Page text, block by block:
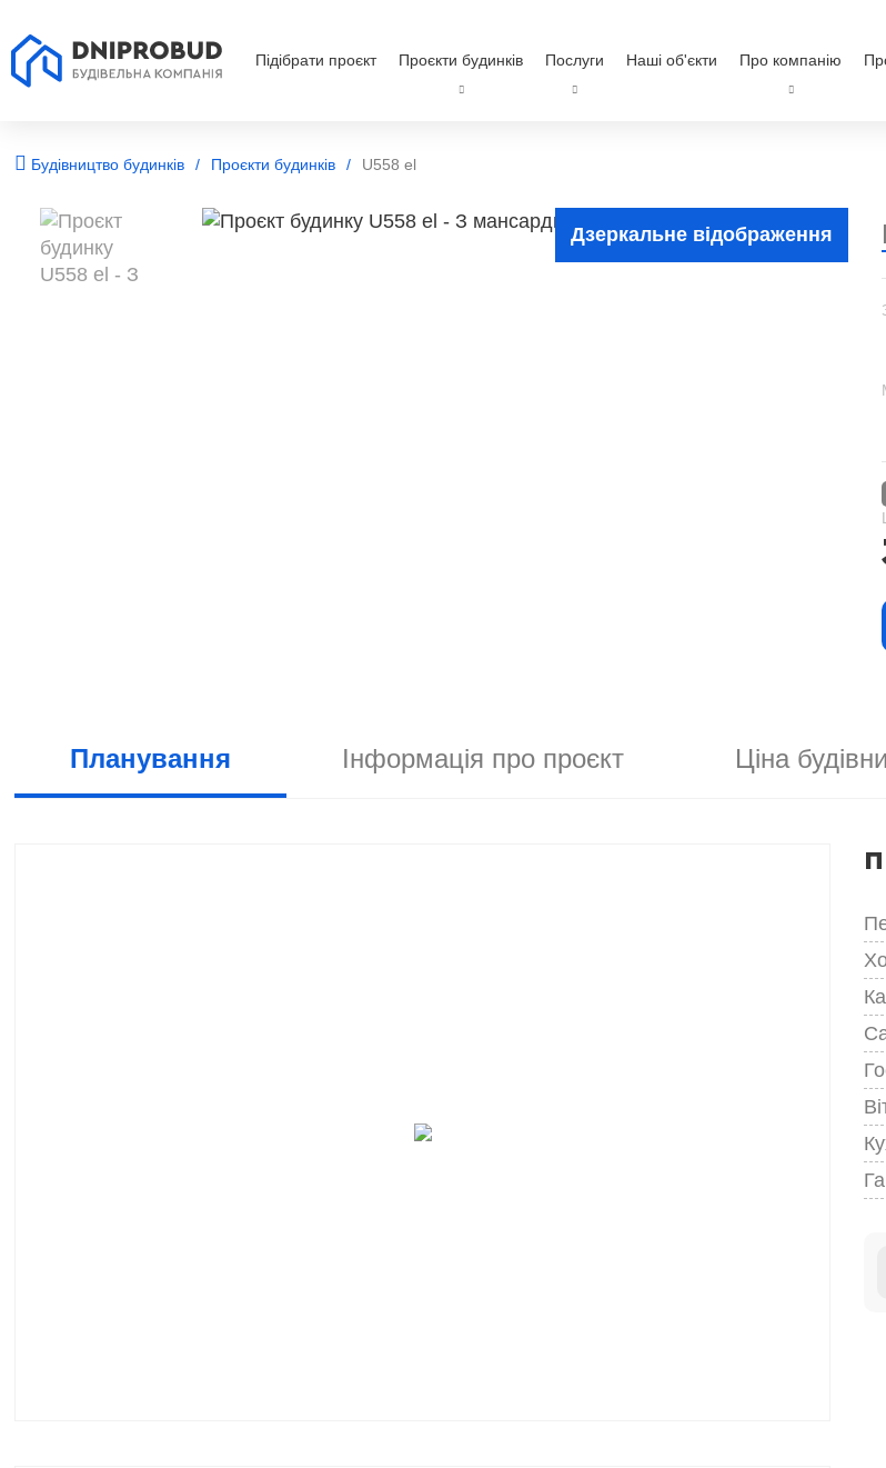
Підібрати проєкт Проєкти будинків Послуги Наші об'єкти Про компанію
Будівництво будинків Проєкти будинків U558 el
Дзеркальне відображення
Планування Інформація про проєкт Ціна